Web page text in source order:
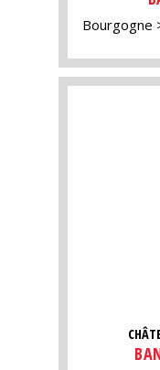
Bourgogne